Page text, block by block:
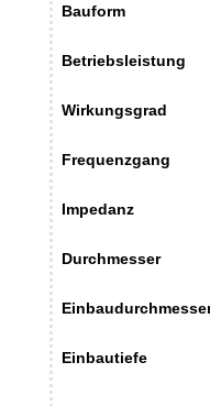
Bauform
Betriebsleistung
Wirkungsgrad
Frequenzgang
Impedanz
Durchmesser
Einbautiefe